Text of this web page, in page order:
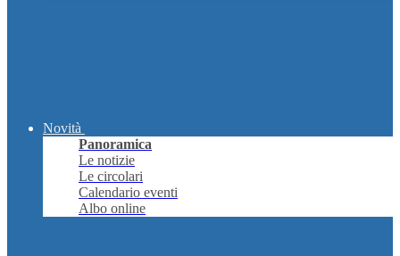
Novità
Panoramica
Le notizie
Le circolari
Calendario eventi
Albo online